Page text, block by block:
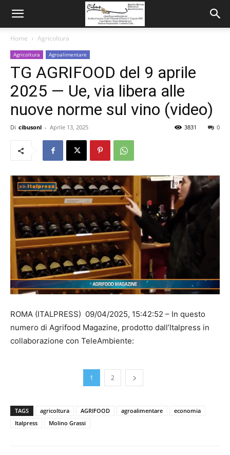
Home Agricoltura
Agricoltura Agroalimentare
TG AGRIFOOD del 9 aprile
2025 — Ue, via libera alle
nuove norme sul vino (video)
Di cibusonl - Aprile 13, 2025 0
3831
ROMA (ITALPRESS) 09/04/2025, 15:42:52 – In questo
numero di Agrifood Magazine, prodotto dall’Italpress in
collaborazione con TeleAmbiente:
1 2
TAGS agricoltura AGRIFOOD agroalimentare
economia
Italpress
Molino Grassi